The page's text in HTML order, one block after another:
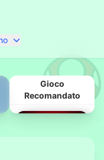
Gioco
Recomandato